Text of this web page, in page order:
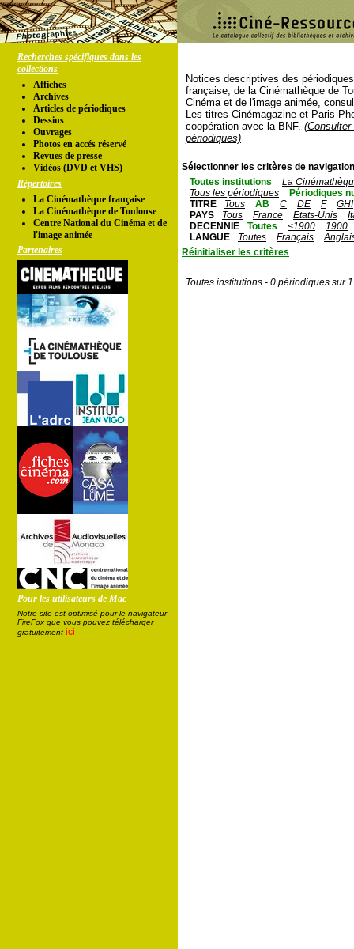
Recherches spécifiques dans les
collections
Affiches
Archives
Articles de périodiques
Dessins
Ouvrages
Photos en accés réservé
Revues de presse
Vidéos (DVD et VHS)
Répertoires
La Cinémathèque française
La Cinémathèque de Toulouse
Centre National du Cinéma et de
l'image animée
Partenaires
Pour les utilisateurs de Mac
Notre site est optimisé pour le navigateur
FireFox que vous pouvez télécharger
gratuitement ici
Notices descriptives des
française, de la Cinémathèque de
Cinéma et de l'image animée,
Les titres Cinémagazine et Paris-
coopération avec la BNF.
périodiques)
Sélectionner les critères de
Toutes institutions
La
Tous les périodiques
Périodiques
TITRE
Tous AB C DE F
GHI
PAYS
Tous France Etats-Unis
DECENNIE
Toutes <1900
1900
LANGUE
Toutes Français
Réinitialiser les critères
Toutes institutions - 0 périodiques sur